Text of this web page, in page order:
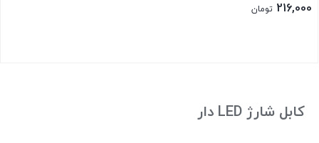
216,000 تومان
کابل شارژ LED دار